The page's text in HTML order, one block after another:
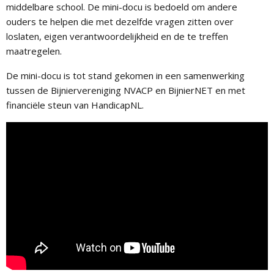
middelbare school. De mini-docu is bedoeld om andere
ouders te helpen die met dezelfde vragen zitten over
loslaten, eigen verantwoordelijkheid en de te treffen
maatregelen.
De mini-docu is tot stand gekomen in een samenwerking
tussen de Bijniervereniging NVACP en BijnierNET en met
financiële steun van HandicapNL.